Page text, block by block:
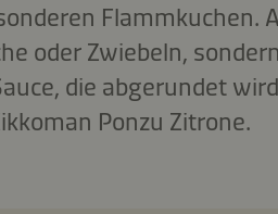
Flammkuchen.
oder Zwiebeln,
die abgerundet
Ponzu Zitrone.